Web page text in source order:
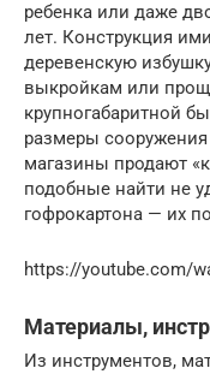
ребенка или даже
лет. Конструкция
деревенскую
выкройкам или
крупногабаритной
размеры
магазины продают
подобные найти не
гофрокартона — их
https://youtube.com/
Материалы,
Из инструментов,